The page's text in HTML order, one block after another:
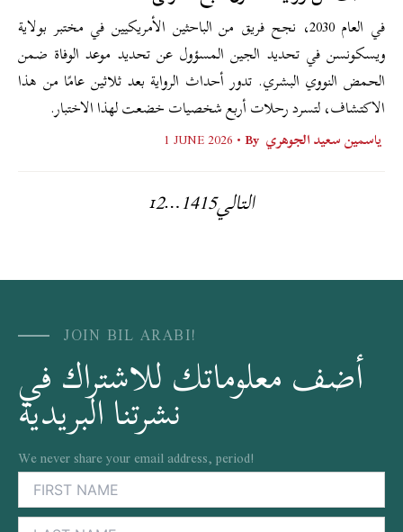
في العام 2030، نجح فريق من الباحثين الأمريكيين في مختبر بولاية
ويسكونسن في تحديد الجين المسؤول عن تحديد موعد الوفاة ضمن
الحمض النووي البشري. تدور أحداث الرواية بعد ثلاثين عامًا من هذا
الاكتشاف، لتسرد رحلات أربع شخصيات خضعت لهذا الاختبار.
ياسمين سعيد الجوهري 1 JUNE 2026
12…1415التالي
JOIN BIL ARABI!
أضف معلوماتك للاشتراك في
نشرتنا البريدية
We never share your email address, period!